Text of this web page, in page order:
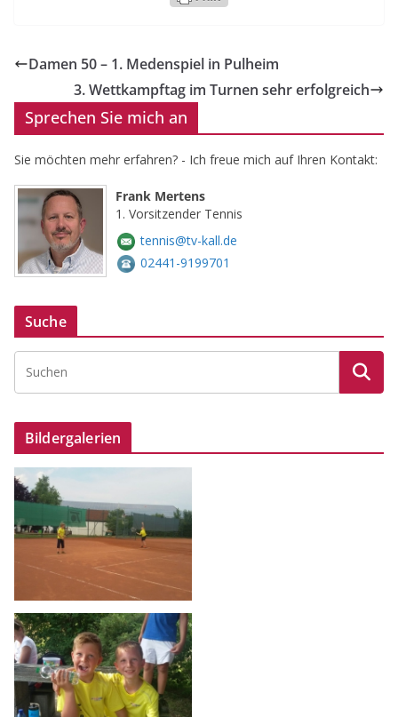
Damen 50 – 1. Medenspiel in Pulheim
3. Wettkampftag im Turnen sehr erfolgreich
Sprechen Sie mich an
Sie möchten mehr erfahren? - Ich freue mich auf Ihren Kontakt:
Frank Mertens
1. Vorsitzender Tennis
tennis@tv-kall.de
02441-9199701
Suche
Bildergalerien